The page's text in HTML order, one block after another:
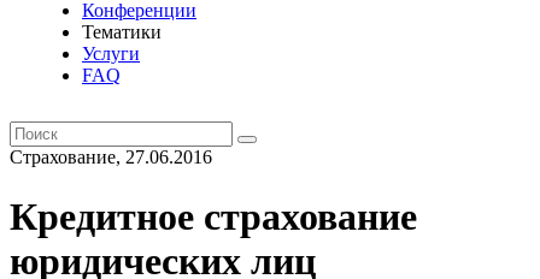
Конференции
Тематики
Услуги
FAQ
Страхование, 27.06.2016
Кредитное страхование
юридических лиц